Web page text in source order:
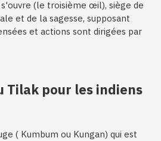
(le troisième œil), siège de
et de la sagesse, supposant
et actions sont dirigées par
Tilak pour les indiens
( Kumbum ou Kungan) qui est